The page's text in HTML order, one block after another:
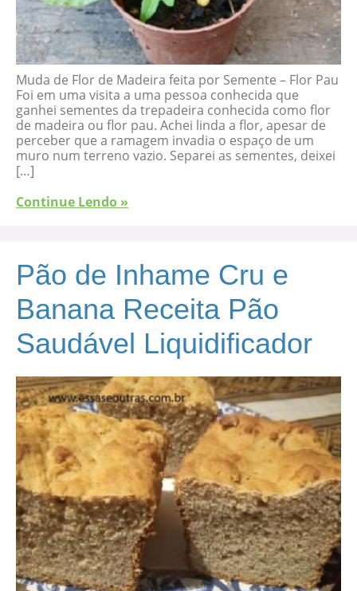
Muda de Flor de Madeira feita por Semente – Flor Pau
Foi em uma visita a uma pessoa conhecida que
ganhei sementes da trepadeira conhecida como flor
de madeira ou flor pau. Achei linda a flor, apesar de
perceber que a ramagem invadia o espaço de um
muro num terreno vazio. Separei as sementes, deixei
[…]
Continue Lendo »
Pão de Inhame Cru e
Banana Receita Pão
Saudável Liquidificador